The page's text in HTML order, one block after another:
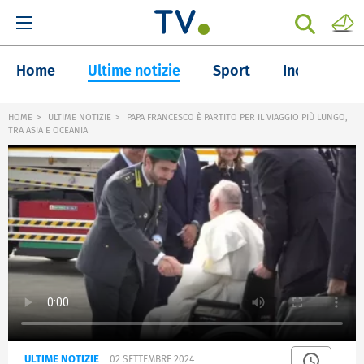
Home Ultime notizie Sport Inchieste
HOME ULTIME NOTIZIE
PAPA FRANCESCO È PARTITO PER IL VIAGGIO PIÙ LUNGO,
TRA ASIA E OCEANIA
ULTIME NOTIZIE 02 SETTEMBRE 2024